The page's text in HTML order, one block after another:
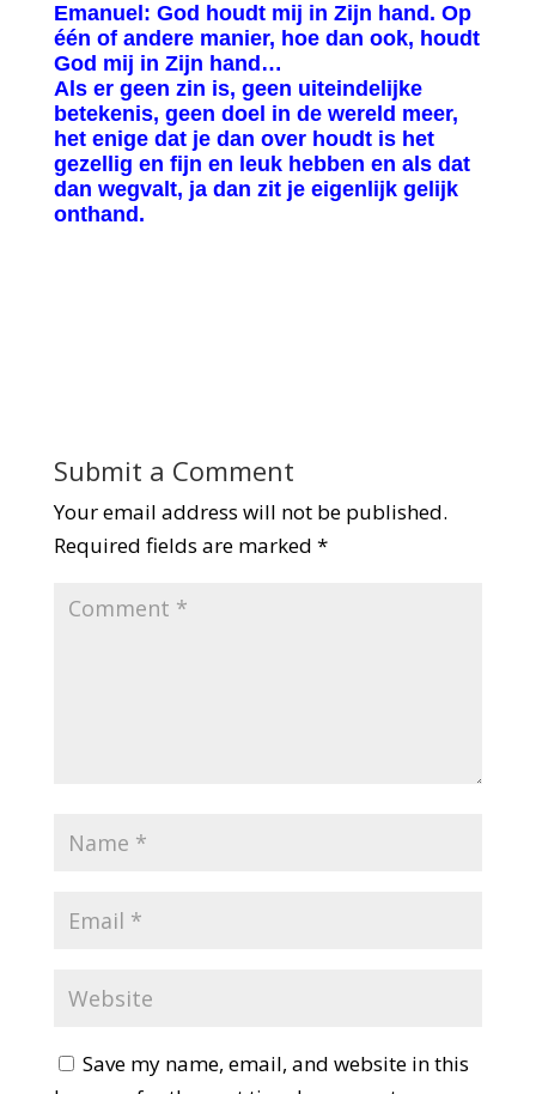
Emanuel: God houdt mij in Zijn hand. Op
één of andere manier, hoe dan ook, houdt
God mij in Zijn hand…
Als er geen zin is, geen uiteindelijke
betekenis, geen doel in de wereld meer,
het enige dat je dan over houdt is het
gezellig en fijn en leuk hebben en als dat
dan wegvalt, ja dan zit je eigenlijk gelijk
onthand.
Submit a Comment
Your email address will not be published.
Required fields are marked *
Save my name, email, and website in this